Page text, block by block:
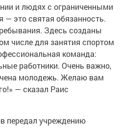
и людях с ограниченными
это святая обязанность.
Здесь созданы
числе для занятия спортом
команда:
работники. Очень важно,
молодежь. Желаю вам
— сказал Раис
передал учреждению